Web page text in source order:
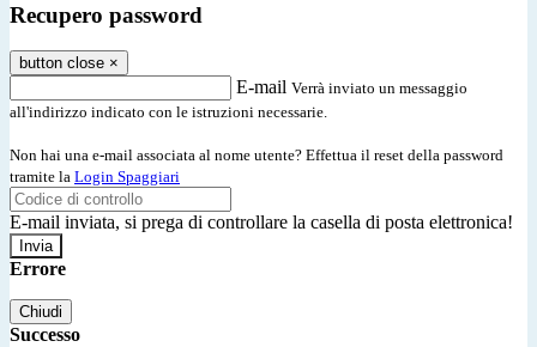
Recupero password
button close ×
E-mail Verrà inviato un messaggio
all'indirizzo indicato con le istruzioni necessarie.
Non hai una e-mail associata al nome utente? Effettua il reset della password
tramite la Login Spaggiari
E-mail inviata, si prega di controllare la casella di posta elettronica!
Errore
Chiudi
Successo